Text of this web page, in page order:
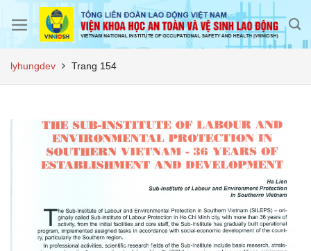
lyhungdev Trang 154